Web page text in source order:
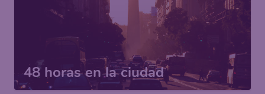
48 horas en la ciudad